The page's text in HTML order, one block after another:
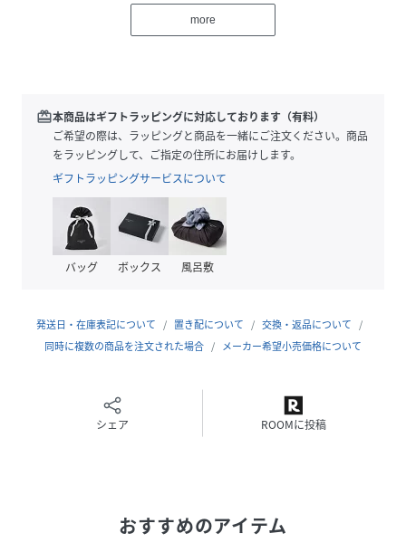
伸びるストレッチ性を備えています。
また通気性に優れており、無数の穴がある超軽量メッシュジ
す！
ご家庭でのメンテナンスが可能なのもうれしいポイント。
【デザイン】
シンプルなバンドカラーを採用した、洗練された雰囲気の半
袖シャツ。
程よいリラックスフィットで、カジュアルからきれいめまで
幅広いスタイリングに対応します。
なしもおすすめ。
夏の大人のスタイリングに活躍する、汎用性の高い一着で
でセットアップスタイルも可能です！
more
redeem本商品はギフトラッピングに対応しております（有料）
ご希望の際は、ラッピングと商品を一緒にご注文ください。商品
をラッピングして、ご指定の住所にお届けします。
ギフトラッピングサービスについて
バッグ ボックス 風呂敷
発送日・在庫表記について 置き配について
交換・返品について
同時に複数の商品を注文された場合
メーカー希望小売価格について
シェア ROOMに投稿
おすすめのアイテム